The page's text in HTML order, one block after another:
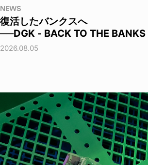
NEWS
復活したバンクスへ
──DGK - BACK TO THE BANKS
2026.08.05